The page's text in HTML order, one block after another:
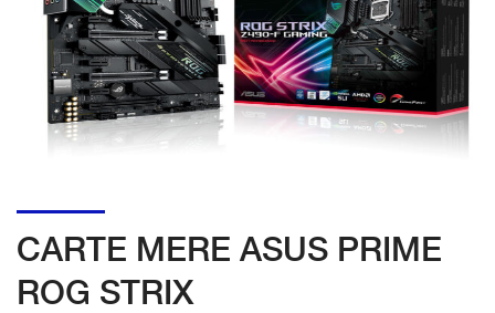
CARTE MERE ASUS PRIME
ROG STRIX